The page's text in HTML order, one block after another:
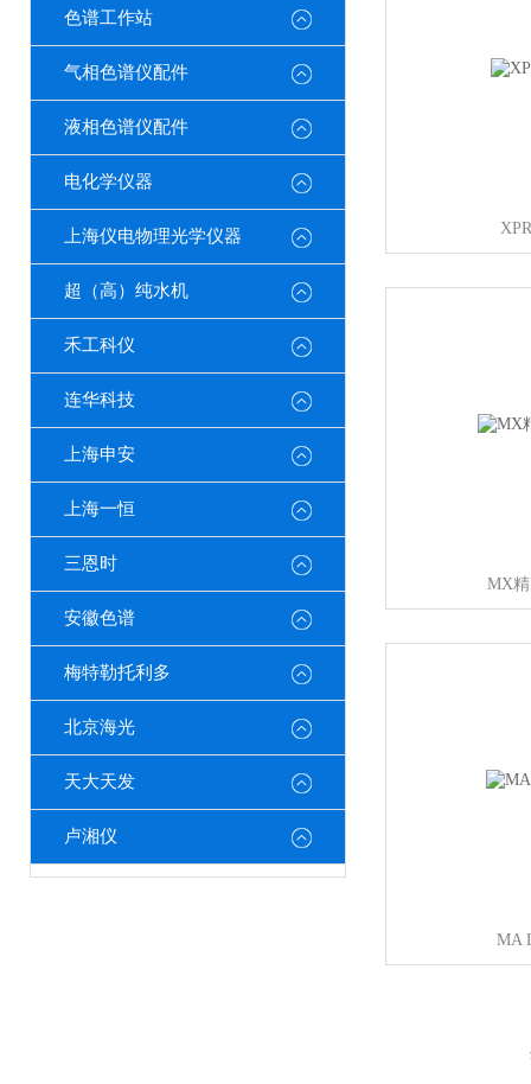
色谱工作站
气相色谱仪配件
液相色谱仪配件
电化学仪器
上海仪电物理光学仪器
超（高）纯水机
禾工科仪
连华科技
上海申安
上海一恒
三恩时
安徽色谱
梅特勒托利多
北京海光
天大天发
卢湘仪
MX
MA